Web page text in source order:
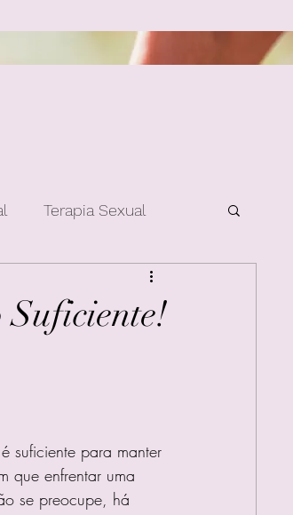
Terapia Sexual
suficiente para manter
que enfrentar uma
se preocupe, há